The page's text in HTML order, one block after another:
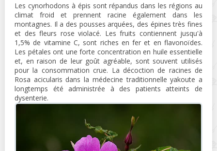
Les cynorhodons à épis sont répandus dans les régions au
climat froid et prennent racine également dans les
montagnes. Il a des pousses arquées, des épines très fines
et des fleurs rose violacé. Les fruits contiennent jusqu'à
1,5% de vitamine C, sont riches en fer et en flavonoïdes.
Les pétales ont une forte concentration en huile essentielle
et, en raison de leur goût agréable, sont souvent utilisés
pour la consommation crue. La décoction de racines de
Rosa acicularis dans la médecine traditionnelle yakoute a
longtemps été administrée à des patients atteints de
dysenterie.